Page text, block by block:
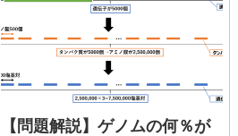
【問題解説】ゲノムの何％が